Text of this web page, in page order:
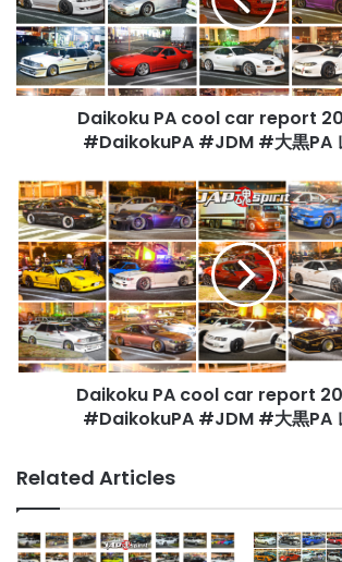
2019/11/01
#DaikokuPA
#JDM
#
レ
ポ
ー
ト
Daikoku PA cool car report
#DaikokuPA #JDM #大黒PA
Daikoku
PA
cool
car
report
2019/11/29
#DaikokuPA
#JDM
#
ポ
ー
ト
Daikoku PA cool car report
#DaikokuPA #JDM #大黒PA
Related Articles